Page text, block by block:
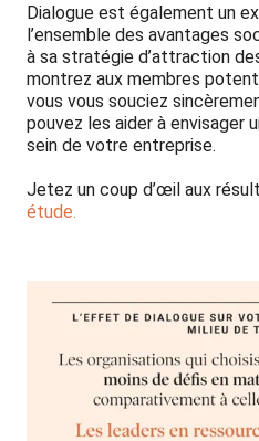
Dialogue est également un
l’ensemble des avantages
à sa stratégie d’attraction
montrez aux membres
vous vous souciez
pouvez les aider à envisager
sein de votre entreprise.
Jetez un coup d’œil aux
étude.